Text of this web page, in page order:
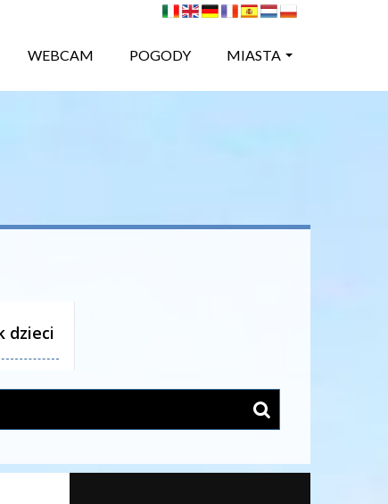
WEBCAM POGODY MIASTA